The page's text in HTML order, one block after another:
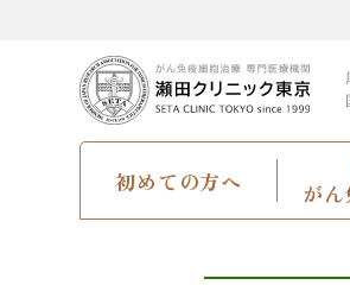
初めての方へ
が